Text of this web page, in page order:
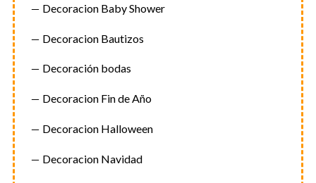
Decoracion Baby Shower
Decoracion Bautizos
Decoración bodas
Decoracion Fin de Año
Decoracion Halloween
Decoracion Navidad